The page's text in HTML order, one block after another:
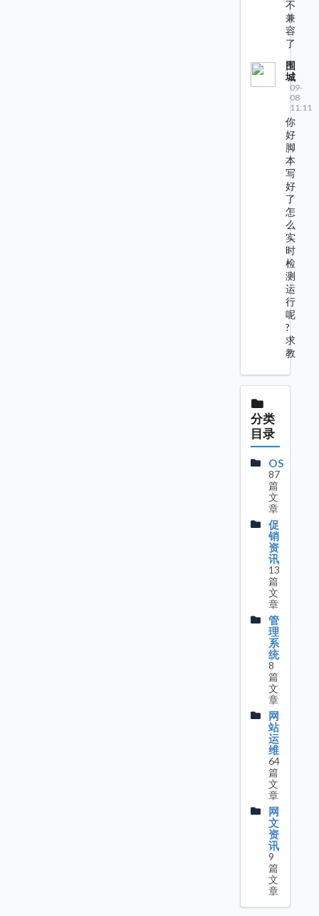
不
兼
容
了
围
城
09-
08
11:11
你
好
脚
本
写
好
了
怎
么
实
时
检
测
运
行
呢
?
求
教
分类
目录
OS
87
篇
文
章
促
销
资
讯
13
篇
文
章
管
理
系
统
8
篇
文
章
网
站
运
维
64
篇
文
章
网
文
资
讯
9
篇
文
章